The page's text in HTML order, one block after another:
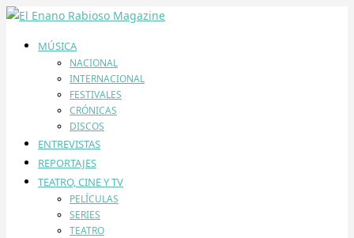
MÚSICA
NACIONAL
INTERNACIONAL
FESTIVALES
CRÓNICAS
DISCOS
ENTREVISTAS
REPORTAJES
TEATRO, CINE Y TV
PELÍCULAS
SERIES
TEATRO